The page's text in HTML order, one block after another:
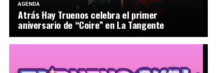
AGENDA
Atrás Hay Truenos celebra el primer
aniversario de “Coire” en La Tangente